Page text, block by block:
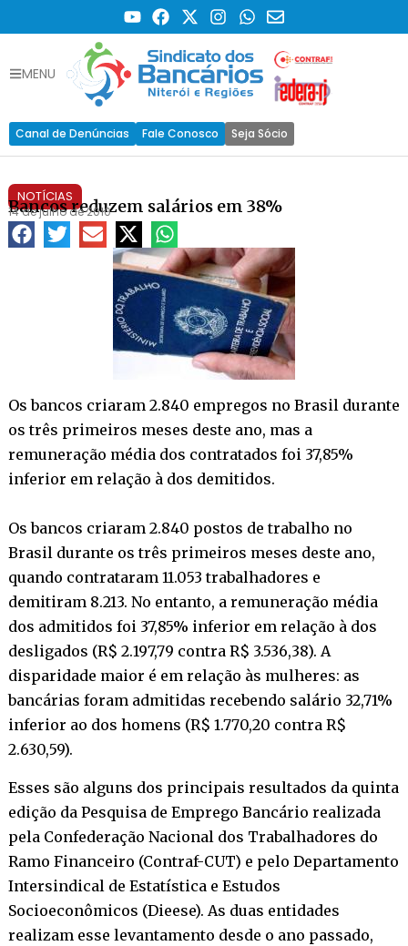
MENU
Canal de Denúncias Fale Conosco Seja Sócio
NOTÍCIAS
Bancos reduzem salários em 38%
14 de julho de 2010
Os bancos criaram 2.840 empregos no Brasil durante
os três primeiros meses deste ano, mas a
remuneração média dos contratados foi 37,85%
inferior em relação à dos demitidos.
Os bancos criaram 2.840 postos de trabalho no
Brasil durante os três primeiros meses deste ano,
quando contrataram 11.053 trabalhadores e
demitiram 8.213. No entanto, a remuneração média
dos admitidos foi 37,85% inferior em relação à dos
desligados (R$ 2.197,79 contra R$ 3.536,38). A
disparidade maior é em relação às mulheres: as
bancárias foram admitidas recebendo salário 32,71%
inferior ao dos homens (R$ 1.770,20 contra R$
2.630,59).
Esses são alguns dos principais resultados da quinta
edição da Pesquisa de Emprego Bancário realizada
pela Confederação Nacional dos Trabalhadores do
Ramo Financeiro (Contraf-CUT) e pelo Departamento
Intersindical de Estatística e Estudos
Socioeconômicos (Dieese). As duas entidades
realizam esse levantamento desde o ano passado,